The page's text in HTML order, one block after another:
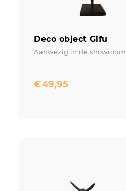
Deco object Gifu
Aanwezig in de showroom
€49,95